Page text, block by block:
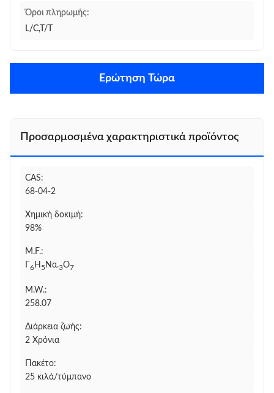
Όροι πληρωμής:
L/C,T/T
Ερώτηση Τώρα
Προσαρμοσμένα χαρακτηριστικά προϊόντος
CAS:
68-04-2
Χημική δοκιμή:
98%
M.F.:
6H 5 Να.3Ο7
M.W.:
258.07
Διάρκεια ζωής:
2 Χρόνια
Πακέτο:
25 κιλά/τύμπανο